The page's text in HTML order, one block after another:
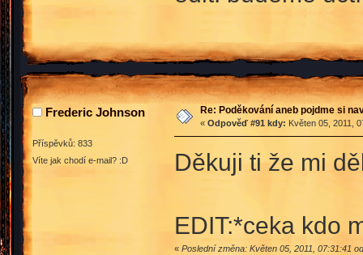
Frederic Johnson
Příspěvků: 833
Víte jak chodí e-mail? :D
Re: Poděkování aneb pojdme si
« Odpověď #91 kdy: Květen 05, 2011,
Děkuji ti že mi
EDIT:*ceka kdo
« Poslední změna: Květen 05, 2011, 07:31:41